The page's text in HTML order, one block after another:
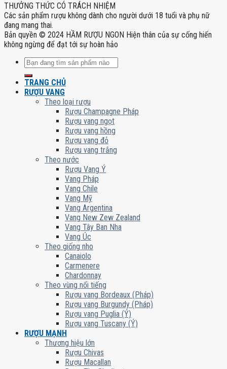
THƯỞNG THỨC CÓ TRÁCH NHIỆM
Các sản phẩm rượu không dành cho người dưới 18 tuổi và phụ nữ
đang mang thai.
Bản quyền © 2024 HẦM RƯỢU NGON Hiện thân của sự cống hiến
không ngừng để đạt tới sự hoàn hảo
Tìm
kiếm:
TRANG CHỦ
RƯỢU VANG
Theo loại rượu
Rượu Champagne Pháp
Rượu vang ngọt
Rượu vang hồng
Rượu vang đỏ
Rượu vang trắng
Theo nước
Rượu Vang Ý
Vang Pháp
Vang Chile
Vang Mỹ
Vang Argentina
Vang New Zew Zealand
Vang Tây Ban Nha
Vang Úc
Theo giống nho
Canaiolo
Carmenere
Chardonnay
Theo vùng nổi tiếng
Rượu vang Bordeaux (Pháp)
Rượu vang Burgundy (Pháp)
Rượu vang Puglia (Ý)
Rượu vang Tuscany (Ý)
RƯỢU MẠNH
Thương hiệu lớn
Rượu Chivas
Rượu Macallan